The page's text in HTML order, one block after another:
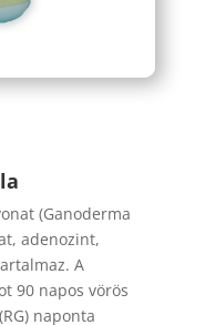
(Ganoderma
adenozint,
A
90 napos vörös
naponta